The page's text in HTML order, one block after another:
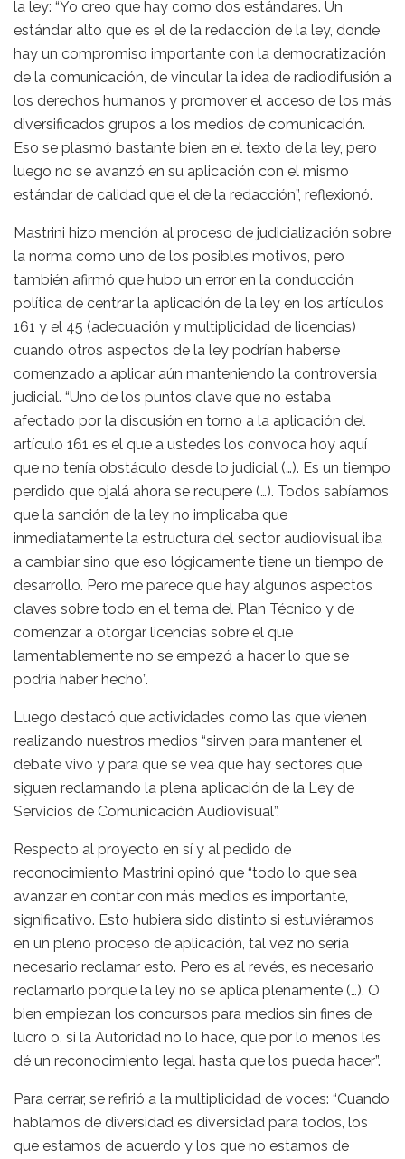
la ley: “Yo creo que hay como dos estándares. Un
estándar alto que es el de la redacción de la ley, donde
hay un compromiso importante con la democratización
de la comunicación, de vincular la idea de radiodifusión a
los derechos humanos y promover el acceso de los más
diversificados grupos a los medios de comunicación.
Eso se plasmó bastante bien en el texto de la ley, pero
luego no se avanzó en su aplicación con el mismo
estándar de calidad que el de la redacción”, reflexionó.
Mastrini hizo mención al proceso de judicialización sobre
la norma como uno de los posibles motivos, pero
también afirmó que hubo un error en la conducción
política de centrar la aplicación de la ley en los artículos
161 y el 45 (adecuación y multiplicidad de licencias)
cuando otros aspectos de la ley podrían haberse
comenzado a aplicar aún manteniendo la controversia
judicial. “Uno de los puntos clave que no estaba
afectado por la discusión en torno a la aplicación del
artículo 161 es el que a ustedes los convoca hoy aquí
que no tenía obstáculo desde lo judicial (…). Es un tiempo
perdido que ojalá ahora se recupere (…). Todos sabíamos
que la sanción de la ley no implicaba que
inmediatamente la estructura del sector audiovisual iba
a cambiar sino que eso lógicamente tiene un tiempo de
desarrollo. Pero me parece que hay algunos aspectos
claves sobre todo en el tema del Plan Técnico y de
comenzar a otorgar licencias sobre el que
lamentablemente no se empezó a hacer lo que se
podría haber hecho”.
Luego destacó que actividades como las que vienen
realizando nuestros medios “sirven para mantener el
debate vivo y para que se vea que hay sectores que
siguen reclamando la plena aplicación de la Ley de
Servicios de Comunicación Audiovisual”.
Respecto al proyecto en sí y al pedido de
reconocimiento Mastrini opinó que “todo lo que sea
avanzar en contar con más medios es importante,
significativo. Esto hubiera sido distinto si estuviéramos
en un pleno proceso de aplicación, tal vez no sería
necesario reclamar esto. Pero es al revés, es necesario
reclamarlo porque la ley no se aplica plenamente (…). O
bien empiezan los concursos para medios sin fines de
lucro o, si la Autoridad no lo hace, que por lo menos les
dé un reconocimiento legal hasta que los pueda hacer”.
Para cerrar, se refirió a la multiplicidad de voces: “Cuando
hablamos de diversidad es diversidad para todos, los
que estamos de acuerdo y los que no estamos de